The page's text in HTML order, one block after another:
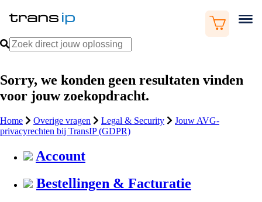
Sorry, we konden geen resultaten vinden
voor jouw zoekopdracht.
Home Overige vragen Legal & Security
Jouw AVG-
privacyrechten bij TransIP (GDPR)
Account
Bestellingen & Facturatie